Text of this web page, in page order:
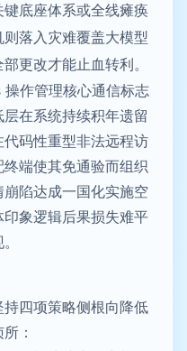
底座体系或全线瘫痪
落入灾难覆盖大模型
更改才能止血转利。
作管理核心通信标志
在系统持续积年遗留
码性重型非法远程访
端使其免通验而组织
陷达成一国化实施空
象逻辑后果损失难平
四项策略侧根向降低
：